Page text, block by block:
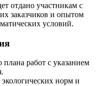
отдано участникам с
заказчиков и опытом
условий.
работ с указанием
норм и